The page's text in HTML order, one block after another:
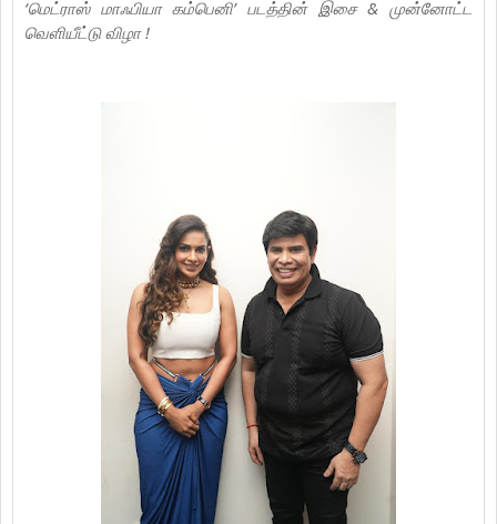
‘மெட்ராஸ் மாஃபியா கம்பெனி’ படத்தின் இசை & முன்னோட்ட
வெளியீட்டு விழா !